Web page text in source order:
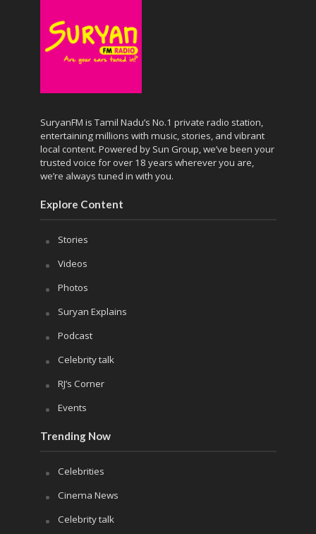
SuryanFM is Tamil Nadu’s No.1 private radio station,
entertaining millions with music, stories, and vibrant
local content. Powered by Sun Group, we’ve been your
trusted voice for over 18 years wherever you are,
we’re always tuned in with you.
Explore Content
Stories
Videos
Photos
Suryan Explains
Podcast
Celebrity talk
RJ’s Corner
Events
Trending Now
Celebrities
Cinema News
Celebrity talk